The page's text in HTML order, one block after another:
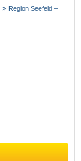
Region Seefeld –